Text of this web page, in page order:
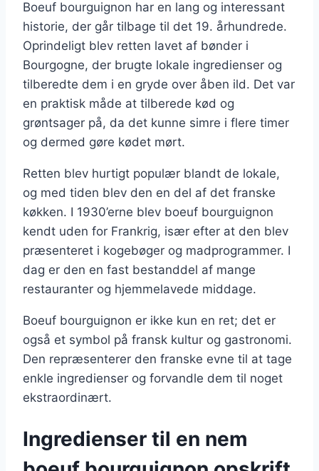
Boeuf bourguignon har en lang og interessant
historie, der går tilbage til det 19. århundrede.
Oprindeligt blev retten lavet af bønder i
Bourgogne, der brugte lokale ingredienser og
tilberedte dem i en gryde over åben ild. Det var
en praktisk måde at tilberede kød og
grøntsager på, da det kunne simre i flere timer
og dermed gøre kødet mørt.
Retten blev hurtigt populær blandt de lokale,
og med tiden blev den en del af det franske
køkken. I 1930’erne blev boeuf bourguignon
kendt uden for Frankrig, især efter at den blev
præsenteret i kogebøger og madprogrammer. I
dag er den en fast bestanddel af mange
restauranter og hjemmelavede middage.
Boeuf bourguignon er ikke kun en ret; det er
også et symbol på fransk kultur og gastronomi.
Den repræsenterer den franske evne til at tage
enkle ingredienser og forvandle dem til noget
ekstraordinært.
Ingredienser til en nem